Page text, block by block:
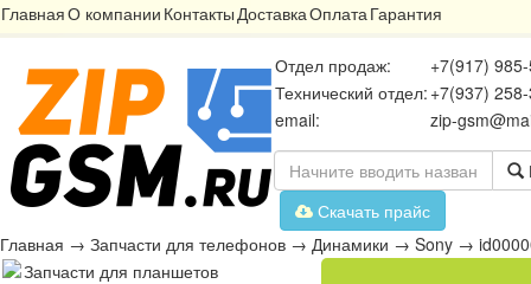
ГлавнаяО компании КонтактыДоставкаОплатаГарантия
Отдел продаж:
+7(917)
Технический отдел: +7(937)
email:
zip-
Скачать прайс
Главная → Запчасти для телефонов → Динамики → Sony →
Запчасти для планшетов